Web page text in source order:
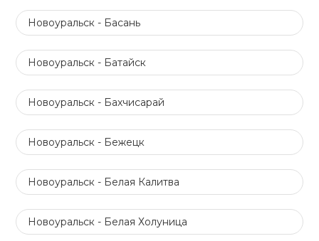
Новоуральск - Басань
Новоуральск - Батайск
Новоуральск - Бахчисарай
Новоуральск - Бежецк
Новоуральск - Белая Калитва
Новоуральск - Белая Холуница